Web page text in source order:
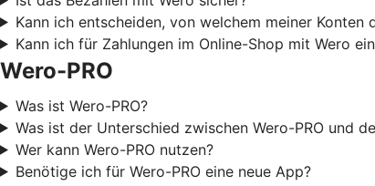
Kann ich entscheiden, von welchem meiner
Kann ich für Zahlungen im Online-Shop mit Wero
Wero-PRO
Was ist Wero-PRO?
Was ist der Unterschied zwischen Wero-PRO und
Wer kann Wero-PRO nutzen?
Benötige ich für Wero-PRO eine neue App?